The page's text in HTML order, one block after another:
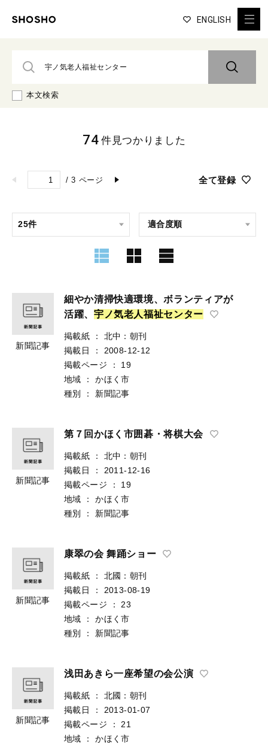
ENGLISH
本文検索
/ 3 ページ 全て登録
74 件見つかりました
新聞記事
細やか清掃快適環境、ボランティアが
活躍、 宇 ノ気老人福祉セ ンター
掲載紙 ：
北中：朝刊
掲載日
：
2008-12-12
掲載ページ
：
19
地域
：
かほく市
種別
： 新聞記事
新聞記事
第７回かほく市囲碁・将棋大会
掲載紙 ：
北中：朝刊
掲載日
：
2011-12-16
掲載ページ
：
19
地域
：
かほく市
種別
： 新聞記事
新聞記事
康翠の会 舞踊ショー
掲載紙 ：
北國：朝刊
掲載日
：
2013-08-19
掲載ページ
：
23
地域
：
かほく市
種別
： 新聞記事
新聞記事
浅田あきら一座希望の会公演
掲載紙 ：
北國：朝刊
掲載日
：
2013-01-07
掲載ページ
：
21
地域
：
かほく市